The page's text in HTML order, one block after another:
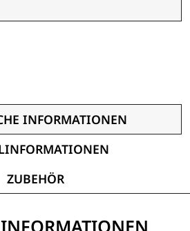
INFORMATIONEN
ZUBEHÖR